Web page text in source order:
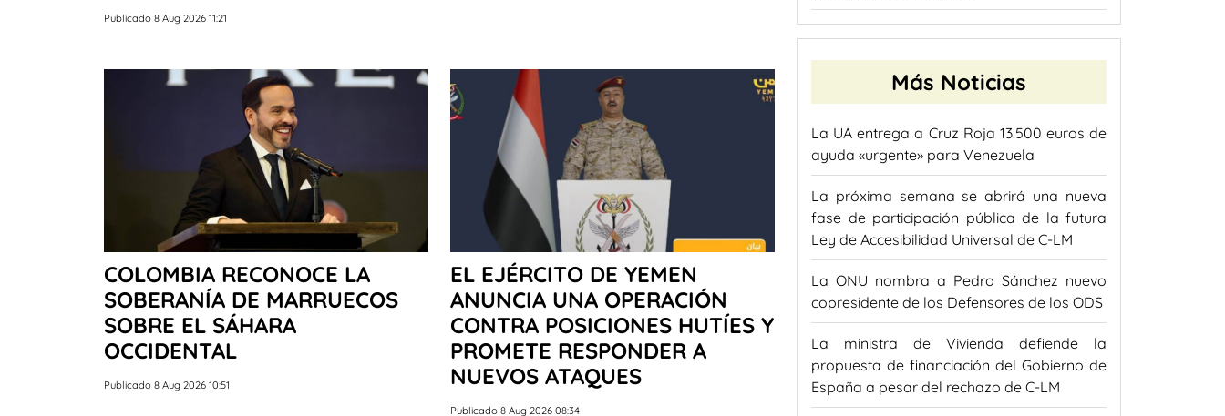
Publicado 8 Aug 2026 11:21
COLOMBIA RECONOCE LA
SOBERANÍA DE MARRUECOS
SOBRE EL SÁHARA
OCCIDENTAL
Publicado 8 Aug 2026 10:51
EL EJÉRCITO DE YEMEN
ANUNCIA UNA OPERACIÓN
CONTRA POSICIONES HUTÍES Y
PROMETE RESPONDER A
NUEVOS ATAQUES
Publicado 8 Aug 2026 08:34
Más Noticias
La UA entrega a Cruz Roja 13.500 euros de
ayuda «urgente» para Venezuela
La próxima semana se abrirá una nueva
fase de participación pública de la futura
Ley de Accesibilidad Universal de C-LM
La ONU nombra a Pedro Sánchez nuevo
copresidente de los Defensores de los ODS
La ministra de Vivienda defiende la
propuesta de financiación del Gobierno de
España a pesar del rechazo de C-LM